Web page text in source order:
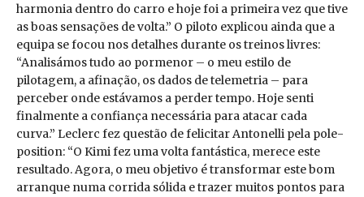
harmonia dentro do carro e hoje foi a primeira vez que tive
as boas sensações de volta.” O piloto explicou ainda que a
equipa se focou nos detalhes durante os treinos livres:
“Analisámos tudo ao pormenor – o meu estilo de
pilotagem, a afinação, os dados de telemetria – para
perceber onde estávamos a perder tempo. Hoje senti
finalmente a confiança necessária para atacar cada
curva.” Leclerc fez questão de felicitar Antonelli pela pole-
position: “O Kimi fez uma volta fantástica, merece este
resultado. Agora, o meu objetivo é transformar este bom
arranque numa corrida sólida e trazer muitos pontos para